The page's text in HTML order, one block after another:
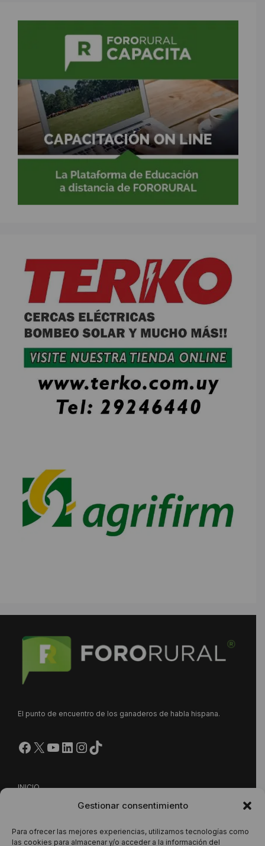
Gestionar consentimiento
Para ofrecer las mejores experiencias, utilizamos tecnologías como
las cookies para almacenar y/o acceder a la información del
El punto de encuentro de los ganaderos de habla hispana.
Facebook
X YouTube
LinkedIn
Instagram
https://www.tiktok.com/
INICIO
NUESTRA PROPUESTA
CONTACTO